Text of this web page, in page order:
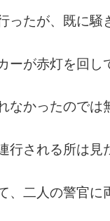
ったが、既に騒
ーが赤灯を回し
なかったのでは
行される所は見
、二人の警官に